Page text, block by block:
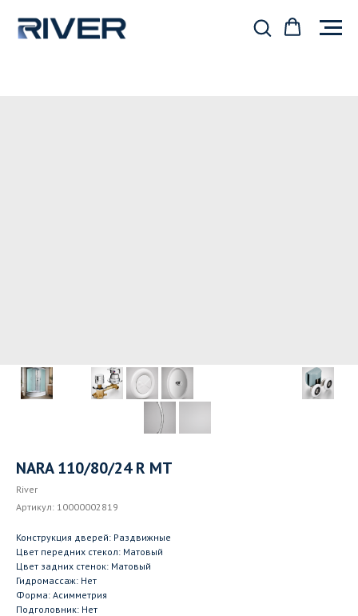
NARA 110/80/24 R MT
River
Артикул: 10000002819
Конструкция дверей: Раздвижные
Цвет передних стекол: Матовый
Цвет задних стенок: Матовый
Гидромассаж: Нет
Форма: Асимметрия
Подголовник: Нет